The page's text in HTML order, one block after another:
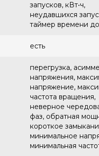
запусков, кВт•ч,
неудавшихся
таймер времени
есть
перегрузка,
напряжения,
напряжение,
частота вращения,
неверное
фаз, обратная
короткое
минимальное
минимальная